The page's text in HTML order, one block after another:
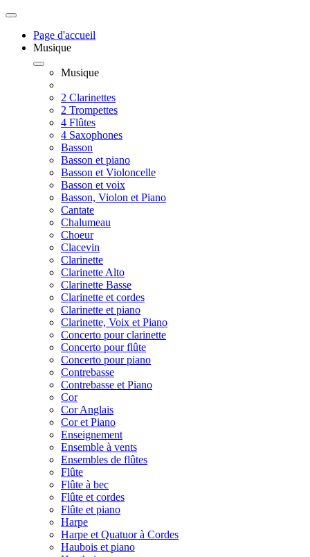
Page d'accueil
Musique
Musique
2 Clarinettes
2 Trompettes
4 Flûtes
4 Saxophones
Basson
Basson et piano
Basson et Violoncelle
Basson et voix
Basson, Violon et Piano
Cantate
Chalumeau
Choeur
Clacevin
Clarinette
Clarinette Alto
Clarinette Basse
Clarinette et cordes
Clarinette et piano
Clarinette, Voix et Piano
Concerto pour clarinette
Concerto pour flûte
Concerto pour piano
Contrebasse
Contrebasse et Piano
Cor
Cor Anglais
Cor et Piano
Enseignement
Ensemble à vents
Ensembles de flûtes
Flûte
Flûte à bec
Flûte et cordes
Flûte et piano
Harpe
Harpe et Quatuor à Cordes
Haubois et piano